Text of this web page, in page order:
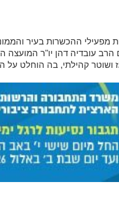
מפעילי ההכשרות בעיר
הרב עובדיה דהן יו"ר המועצה
ושוטר קהילתי, בה הוחלט על